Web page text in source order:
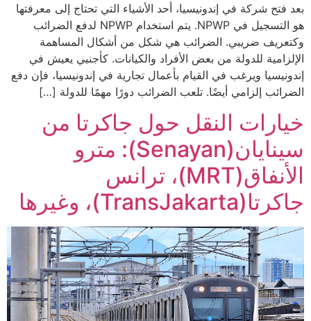
بعد فتح شركة في إندونيسيا، أحد الأشياء التي تحتاج إلى معرفتها
هو التسجيل في NPWP. يتم استخدام NPWP لدفع الضرائب
وكتعريف ضريبي. الضرائب هي شكل من أشكال المساهمة
الإلزامية للدولة من بعض الأفراد والكيانات. كأجنبي يعيش في
إندونيسيا ويرغب في القيام بأعمال تجارية في إندونيسيا، فإن دفع
الضرائب إلزامي أيضًا. تلعب الضرائب دورًا مهمًا للدولة […]
خيارات النقل حول جاكرتا من
سينايان(Senayan): مترو
الأنفاق(MRT)، ترانس
جاكرتا(TransJakarta)، وغيرها